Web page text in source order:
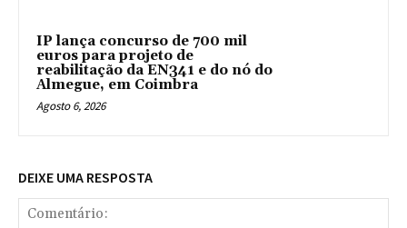
IP lança concurso de 700 mil
euros para projeto de
reabilitação da EN341 e do nó do
Almegue, em Coimbra
Agosto 6, 2026
DEIXE UMA RESPOSTA